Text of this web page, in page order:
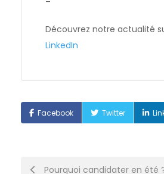
Découvrez notre actualité
LinkedIn
Facebook Twitter
PostPourquoi candidater en été